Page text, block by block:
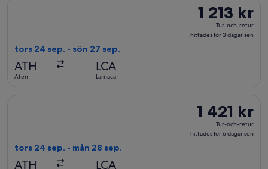
sen
1 213 kr
Tur-
och-
sen
1 213 kr
Tur-och-retur
hittades för 3 dagar sen
tors 24 sep. - sön 27 sep.
ATH
Aten
LCA
Larnaca
1 421 kr
Tur-
och-
1 421 kr
Tur-och-retur
hittades för 6 dagar sen
tors 24 sep. - mån 28 sep.
ATH LCA